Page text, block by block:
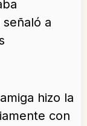
a
hizo la
con